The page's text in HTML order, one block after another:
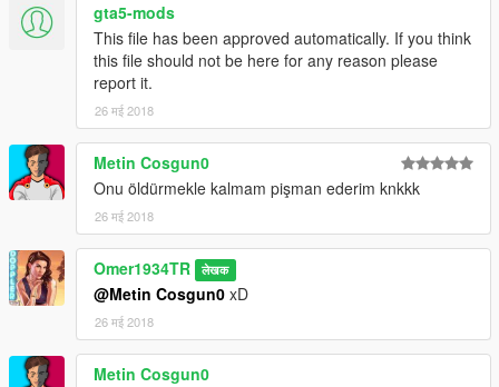
gta5-mods
This file has been approved automatically. If you think
this file should not be here for any reason please
report it.
26 मई 2018
Metin Cosgun0
Onu öldürmekle kalmam pişman ederim knkkk
26 मई 2018
Omer1934TR लेखक
@Metin Cosgun0 xD
26 मई 2018
Metin Cosgun0